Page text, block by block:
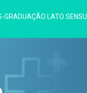
GRADUAÇÃO LATO SENSU